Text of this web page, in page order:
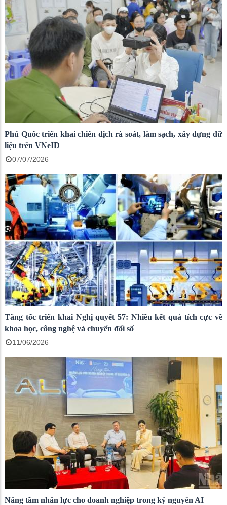
Phú Quốc triển khai chiến dịch rà soát, làm sạch, xây dựng dữ
liệu trên VNeID
07/07/2026
Tăng tốc triển khai Nghị quyết 57: Nhiều kết quả tích cực về
khoa học, công nghệ và chuyển đổi số
11/06/2026
Nâng tầm nhân lực cho doanh nghiệp trong kỷ nguyên AI